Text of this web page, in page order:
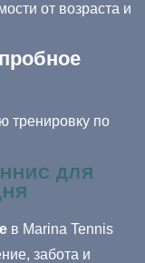
от возраста и
тренировку по
ДЛЯ
в Marina Tennis
забота и